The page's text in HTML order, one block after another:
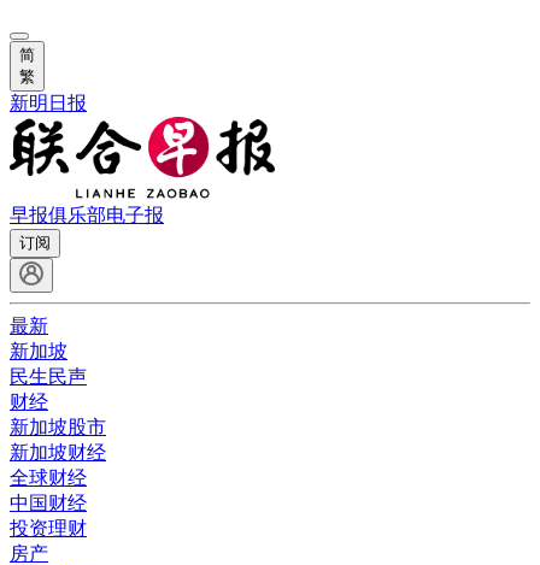
简
繁
新明日报
早报俱乐部电子报
订阅
最新
新加坡
民生民声
财经
新加坡股市
新加坡财经
全球财经
中国财经
投资理财
房产